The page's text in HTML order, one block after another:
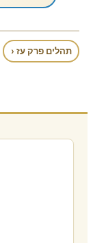
תהלים פרק עז ‹